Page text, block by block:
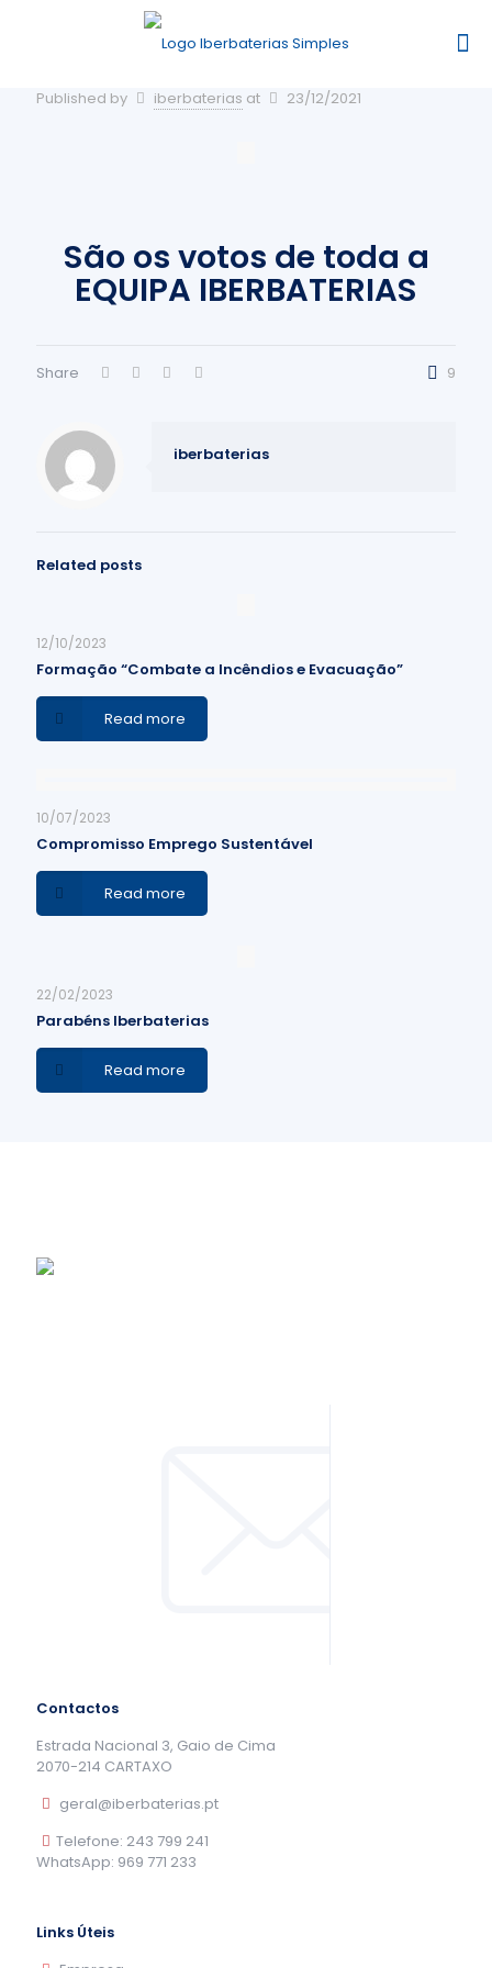
Published by iberbaterias at 23/12/2021
São os votos de toda a
EQUIPA IBERBATERIAS
Share 9
iberbaterias
Related posts
12/10/2023
Formação “Combate a Incêndios e Evacuação”
Read more
10/07/2023
Compromisso Emprego Sustentável
Read more
22/02/2023
Parabéns Iberbaterias
Read more
Contactos
Estrada Nacional 3, Gaio de Cima
2070-214 CARTAXO
geral@iberbaterias.pt
Telefone: 243 799 241
WhatsApp: 969 771 233
Links Úteis